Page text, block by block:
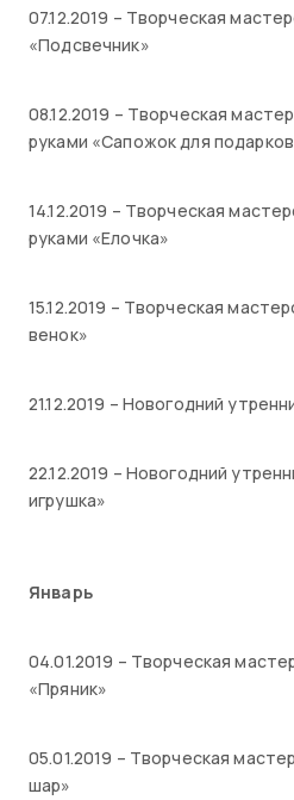
07.12.2019 – Творческая
«Подсвечник»
08.12.2019 – Творческая
руками «Сапожок для
14.12.2019 – Творческая
руками «Елочка»
15.12.2019 – Творческая
венок»
21.12.2019 – Новогодний
22.12.2019 – Новогодний
игрушка»
Январь
04.01.2019 – Творческая
«Пряник»
05.01.2019 – Творческая
шар»